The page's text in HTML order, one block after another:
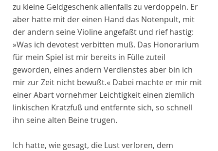
zu kleine Geldgeschenk allenfalls zu verdoppeln. Er
aber hatte mit der einen Hand das Notenpult, mit
der andern seine Violine angefaßt und rief hastig:
»Was ich devotest verbitten muß. Das Honorarium
für mein Spiel ist mir bereits in Fülle zuteil
geworden, eines andern Verdienstes aber bin ich
mir zur Zeit nicht bewußt.« Dabei machte er mir mit
einer Abart vornehmer Leichtigkeit einen ziemlich
linkischen Kratzfuß und entfernte sich, so schnell
ihn seine alten Beine trugen.
Ich hatte, wie gesagt, die Lust verloren, dem